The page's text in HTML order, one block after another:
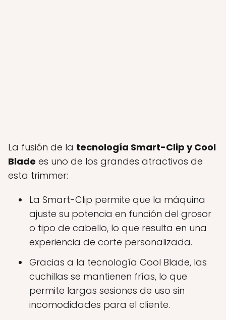
La fusión de la tecnología Smart-Clip y Cool
Blade es uno de los grandes atractivos de
esta trimmer:
La Smart-Clip permite que la máquina
ajuste su potencia en función del grosor
o tipo de cabello, lo que resulta en una
experiencia de corte personalizada.
Gracias a la tecnología Cool Blade, las
cuchillas se mantienen frías, lo que
permite largas sesiones de uso sin
incomodidades para el cliente.